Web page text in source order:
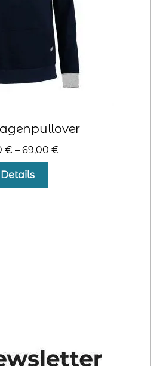
Produktseite
gewählt
werden
€ – 69,00 €
Details
werden